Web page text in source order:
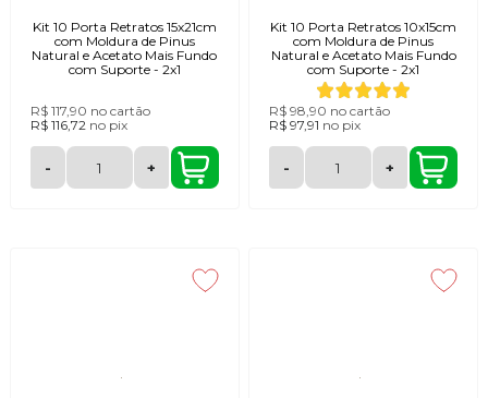
Kit 10 Porta Retratos 15x21cm
com Moldura de Pinus
Natural e Acetato Mais Fundo
com Suporte - 2x1
R$ 117,90 no cartão
R$ 116,72 no pix
- +
Kit 10 Porta Retratos 10x15cm
com Moldura de Pinus
Natural e Acetato Mais Fundo
com Suporte - 2x1
R$ 98,90 no cartão
R$ 97,91 no pix
- +